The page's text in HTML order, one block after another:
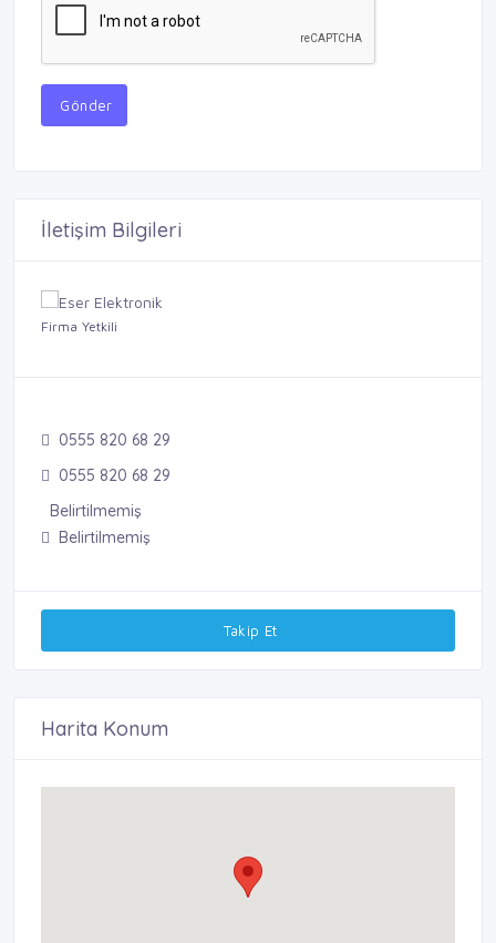
Gönder
İletişim Bilgileri
Firma Yetkili
0555 820 68 29
0555 820 68 29
Belirtilmemiş
Belirtilmemiş
Takip Et
Harita Konum